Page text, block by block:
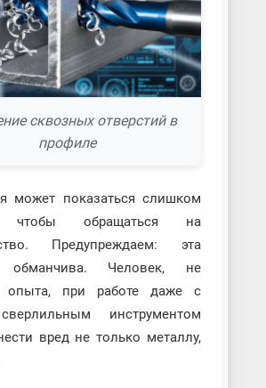
сквозных отверстий в
профиле
может показаться слишком
чтобы обращаться на
Предупреждаем: эта
обманчива. Человек, не
при работе даже с
инструментом
вред не только металлу,